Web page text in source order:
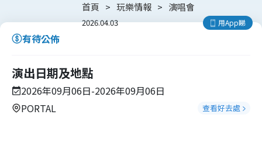
首頁 玩樂情報 演唱會
2026.04.03 用App睇
有待公佈
演出日期及地點
2026年09月06日-2026年09月06日
PORTAL
查看好去處